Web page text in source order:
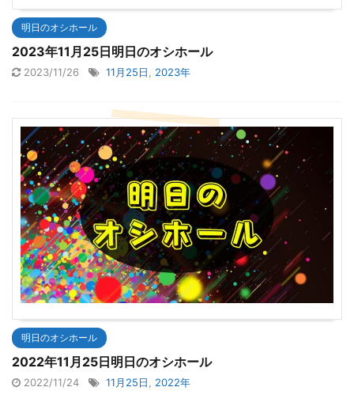
明日のオシホール
2023年11月25日明日のオシホール
2023/11/26 11月25日, 2023年
明日のオシホール
2022年11月25日明日のオシホール
2022/11/24 11月25日 2022年